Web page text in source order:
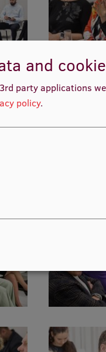
and
party applications
policy.